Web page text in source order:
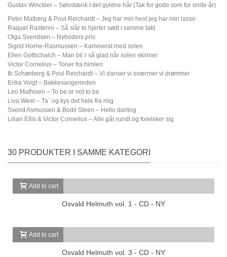
Gustav Winckler – Sølvstænk I det gyldne hår (Tak for gode som for onde år)
Peter Malberg & Poul Reichardt – Jeg har min hest jeg har min lasso
Raquel Rastenni – Så slår to hjerter sødt i samme takt
Olga Svendsen – Nyboders pris
Sigrid Horne-Rasmussen – Kammerat med solen
Ellen Gottschalch – Man bli´r så glad når solen skinner
Victor Cornelius – Toner fra himlen
Ib Schønberg & Poul Reichardt – Vi danser vi sværmer vi drømmer
Erika Voigt – Bakkesangerinden
Leo Mathisen – To be or not to be
Liva Weel – Ta´ og kys det hele fra mig
Svend Asmussen & Bodil Steen – Hello darling
Lilian Ellis & Victor Cornelius – Alle går rundt og forelsker sig
30 PRODUKTER I SAMME KATEGORI
Add to cart
Osvald Helmuth vol. 1 - CD - NY
Add to cart
Osvald Helmuth vol. 3 - CD - NY